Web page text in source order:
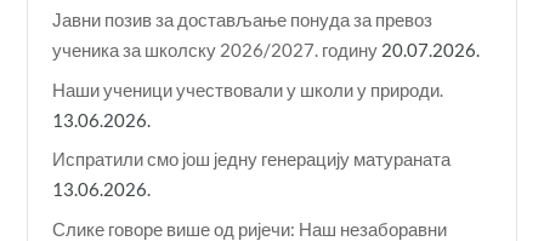
Јавни позив за достављање понуда за превоз
ученика за школску 2026/2027. годину 20.07.2026.
Наши ученици учествовали у школи у природи.
13.06.2026.
Испратили смо још једну генерацију матураната
13.06.2026.
Слике говоре више од ријечи: Наш незаборавни